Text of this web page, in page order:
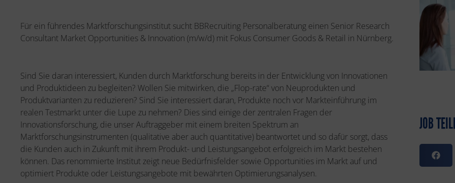
Für ein führendes Marktforschungsinstitut sucht BBRecruiting Personalberatung einen Senior Research
Consultant Market Opportunities & Innovation (m/w/d) mit Fokus Consumer Goods & Retail in Nürnberg.
Sind Sie daran interessiert, Kunden durch Marktforschung bereits in der Entwicklung von Innovationen
und Produktideen zu begleiten? Wollen Sie mitwirken, die „Flop-rate“ von Neuprodukten und
Produktvarianten zu reduzieren? Sind Sie interessiert daran, Produkte noch vor Markteinführung im
realen Testmarkt unter die Lupe zu nehmen? Dies sind einige der zentralen Fragen der
Innovationsforschung, die unser Auftraggeber mit einem breiten Spektrum an
Marktforschungsinstrumenten (qualitative aber auch quantitative) beantwortet und so dafür sorgt, dass
die Kunden auch in Zukunft mit ihrem Produkt- und Leistungsangebot erfolgreich im Markt bestehen
können. Das renommierte Institut zeigt neue Bedürfnisfelder sowie Opportunities im Markt auf und
optimiert Produkte oder Leistungsangebote mit bewährten Optimierungsanalysen.
JOB